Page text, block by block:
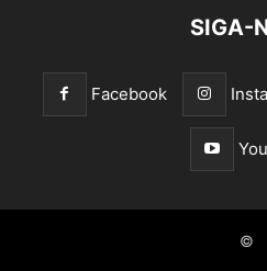
SIGA-
Facebook
©